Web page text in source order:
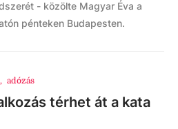
- közölte Magyar Éva a
pénteken Budapesten.
, adózás
térhet át a kata